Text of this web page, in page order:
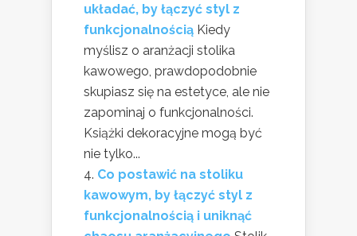
układać, by łączyć styl z
funkcjonalnością Kiedy
myślisz o aranżacji stolika
kawowego, prawdopodobnie
skupiasz się na estetyce, ale nie
zapominaj o funkcjonalności.
Książki dekoracyjne mogą być
nie tylko...
Co postawić na stoliku
kawowym, by łączyć styl z
funkcjonalnością i uniknąć